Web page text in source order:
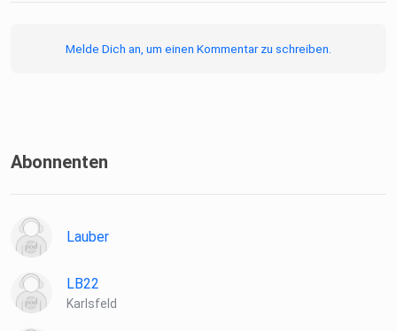
Melde Dich an, um einen Kommentar zu schreiben.
Abonnenten
Lauber
LB22
Karlsfeld